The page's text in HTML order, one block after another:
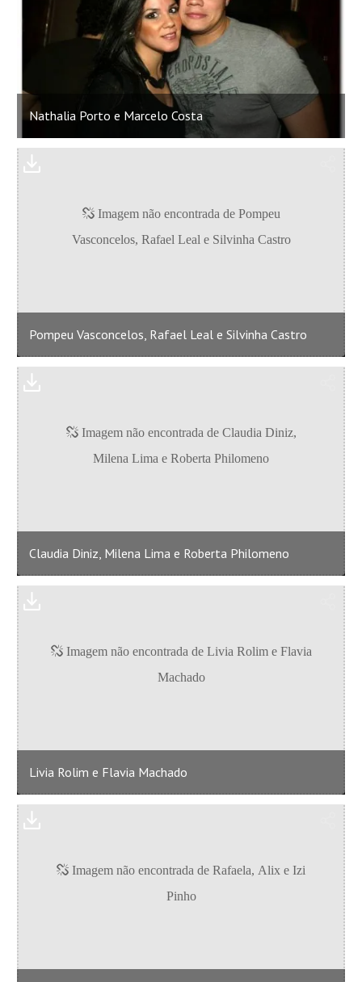
Nathalia Porto e Marcelo Costa
Pompeu Vasconcelos, Rafael Leal e Silvinha Castro
Claudia Diniz, Milena Lima e Roberta Philomeno
Livia Rolim e Flavia Machado